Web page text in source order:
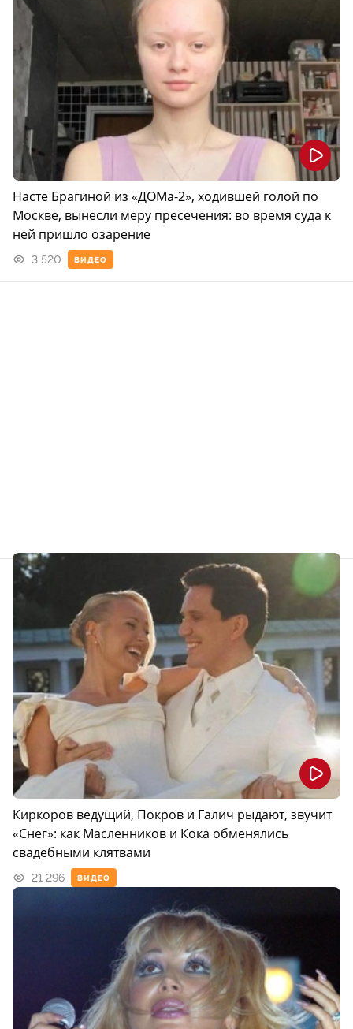
ВИДЕО
Насте Брагиной из «ДОМа-2», ходившей голой по
Москве, вынесли меру пресечения: во время суда к
ней пришло озарение
3 520
ВИДЕО
Киркоров ведущий, Покров и Галич рыдают, звучит
«Снег»: как Масленников и Кока обменялись
свадебными клятвами
21 296